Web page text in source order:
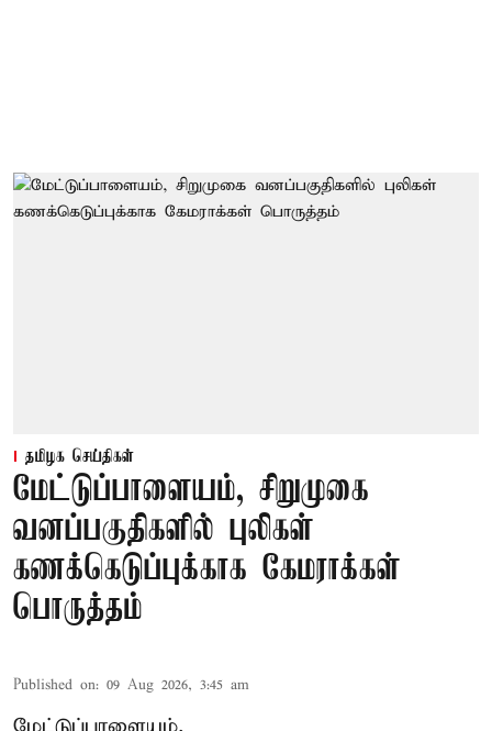
தமிழக செய்திகள்
மேட்டுப்பாளையம், சிறுமுகை
வனப்பகுதிகளில் புலிகள்
கணக்கெடுப்புக்காக கேமராக்கள்
பொருத்தம்
Published on: 09 Aug 2026, 3:45 am